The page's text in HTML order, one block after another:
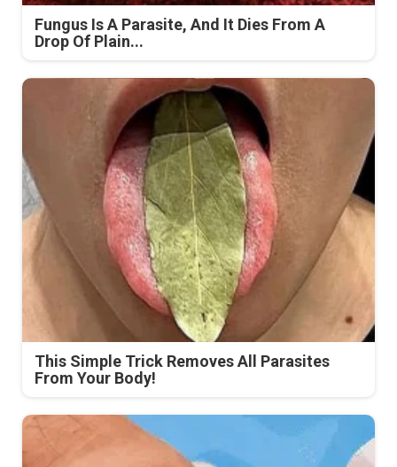
Fungus Is A Parasite, And It Dies From A
Drop Of Plain...
This Simple Trick Removes All Parasites
From Your Body!